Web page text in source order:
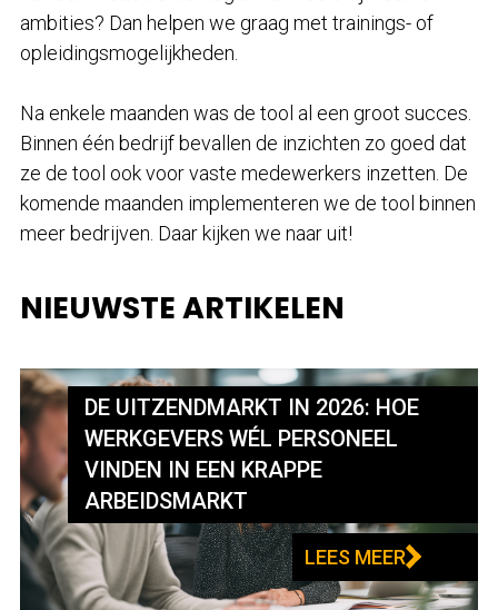
ambities? Dan helpen we graag met trainings- of
opleidingsmogelijkheden.
Na enkele maanden was de tool al een groot succes.
Binnen één bedrijf bevallen de inzichten zo goed dat
ze de tool ook voor vaste medewerkers inzetten. De
komende maanden implementeren we de tool binnen
meer bedrijven. Daar kijken we naar uit!
NIEUWSTE ARTIKELEN
DE UITZENDMARKT IN 2026: HOE
WERKGEVERS WÉL PERSONEEL
VINDEN IN EEN KRAPPE
ARBEIDSMARKT
LEES MEER